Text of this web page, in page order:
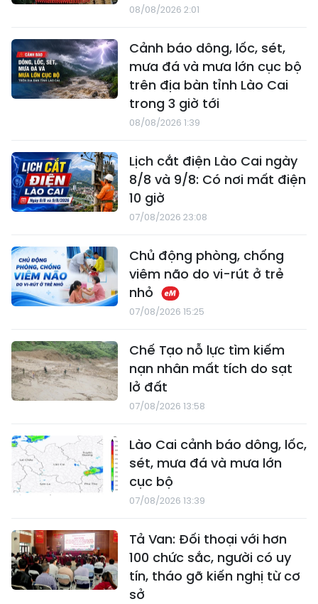
08/08/2026 2:01
Cảnh báo dông, lốc, sét,
mưa đá và mưa lớn cục bộ
trên địa bàn tỉnh Lào Cai
trong 3 giờ tới
08/08/2026 1:39
Lịch cắt điện Lào Cai ngày
8/8 và 9/8: Có nơi mất điện
10 giờ
07/08/2026 23:08
Chủ động phòng, chống
viêm não do vi-rút ở trẻ
nhỏ
07/08/2026 15:25
Chế Tạo nỗ lực tìm kiếm
nạn nhân mất tích do sạt
lở đất
07/08/2026 13:58
Lào Cai cảnh báo dông, lốc,
sét, mưa đá và mưa lớn
cục bộ
07/08/2026 13:39
Tả Van: Đối thoại với hơn
100 chức sắc, người có uy
tín, tháo gỡ kiến nghị từ cơ
sở